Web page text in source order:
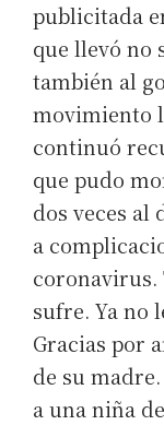
publicitada
que llevó no
también al
movimiento
continuó
que pudo
dos veces al
a
coronavirus.
sufre. Ya no
Gracias por
de su
a una niña